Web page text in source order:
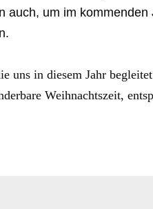
auch, um im
uns in diesem Jahr
Weihnachtszeit,